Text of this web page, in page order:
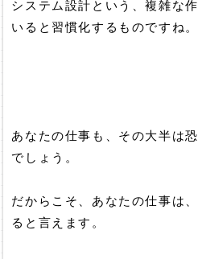
システム設計という、複雑な
いると習慣化するものですね。
あなたの仕事も、その大半は
でしょう。
だからこそ、あなたの仕事は
ると言えます。